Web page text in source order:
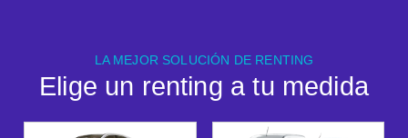
LA MEJOR SOLUCIÓN DE RENTING
Elige un renting a tu medida